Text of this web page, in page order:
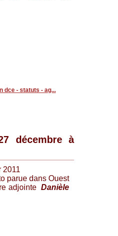
dce - statuts - ag...
décembre à
2011
parue dans Ouest
adjointe Danièle